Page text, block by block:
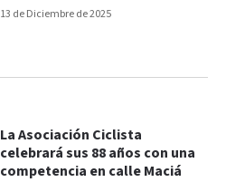
13 de Diciembre de 2025
La Asociación Ciclista
celebrará sus 88 años con una
competencia en calle Maciá